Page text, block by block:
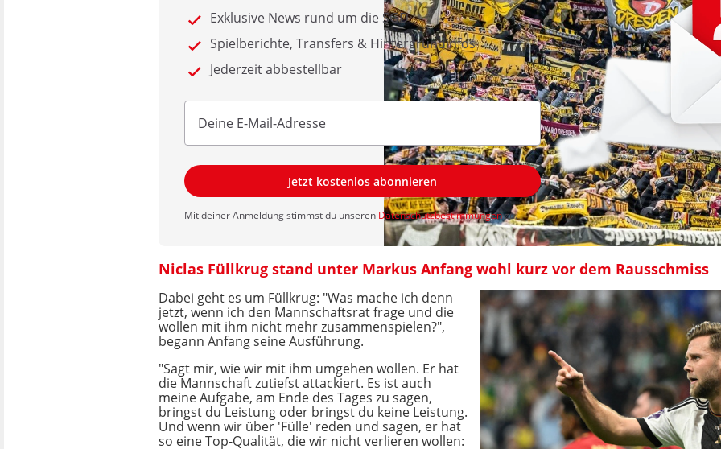
Exklusive News rund um die SGD
Spielberichte, Transfers & Hintergrundinfos
Jederzeit abbestellbar
Jetzt kostenlos abonnieren
Mit deiner Anmeldung stimmst du unseren Datenschutzbestimmungenzu.
Niclas Füllkrug stand unter Markus Anfang wohl kurz vor dem Rausschmiss
Dabei geht es um Füllkrug: "Was mache ich denn
jetzt, wenn ich den Mannschaftsrat frage und die
wollen mit ihm nicht mehr zusammenspielen?",
begann Anfang seine Ausführung.
"Sagt mir, wie wir mit ihm umgehen wollen. Er hat
die Mannschaft zutiefst attackiert. Es ist auch
meine Aufgabe, am Ende des Tages zu sagen,
bringst du Leistung oder bringst du keine Leistung.
Und wenn wir über 'Fülle' reden und sagen, er hat
so eine Top-Qualität, die wir nicht verlieren wollen: